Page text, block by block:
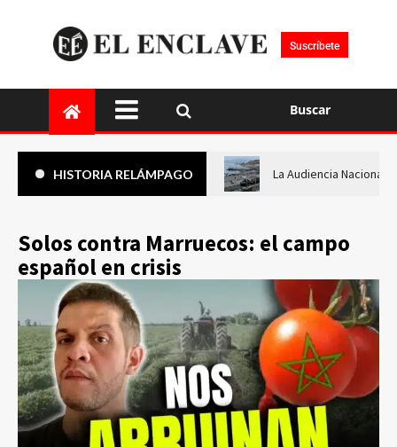
Suscríbete
Buscar
HISTORIA RELÁMPAGO La Audiencia Nacional
Solos contra Marruecos: el campo
español en crisis